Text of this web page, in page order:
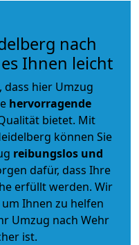
nach
Ihnen leicht
dass hier Umzug
hervorragende
bietet. Mit
können Sie
reibungslos und
dafür, dass Ihre
erfüllt werden. Wir
Ihnen zu helfen
Umzug nach Wehr
ist.